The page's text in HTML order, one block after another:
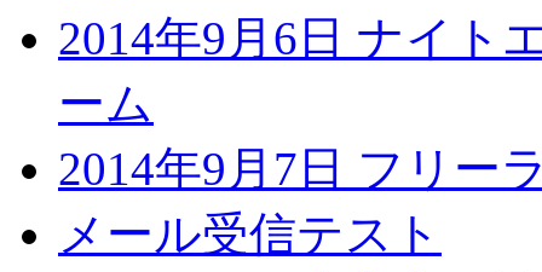
2014年9月6日 ナイト
ーム
2014年9月7日 フリー
メール受信テスト